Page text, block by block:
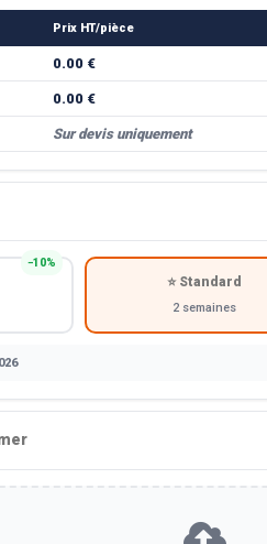
Prix HT/pièce
0.00 €
0.00 €
Sur devis uniquement
−10%
⭐ Standard
2 semaines